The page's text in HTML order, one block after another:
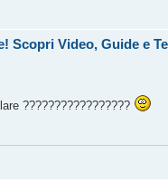
Scopri Video, Guide e
?????????????????